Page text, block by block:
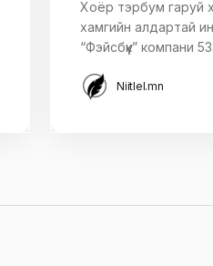
Хоёр тэрбум гаруй
хамгийн алдартай
“Фэйсбүүк” компани
Niitlel.mn